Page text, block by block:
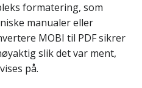
formatering, som
manualer eller
MOBI til PDF sikrer
slik det var ment,
på.